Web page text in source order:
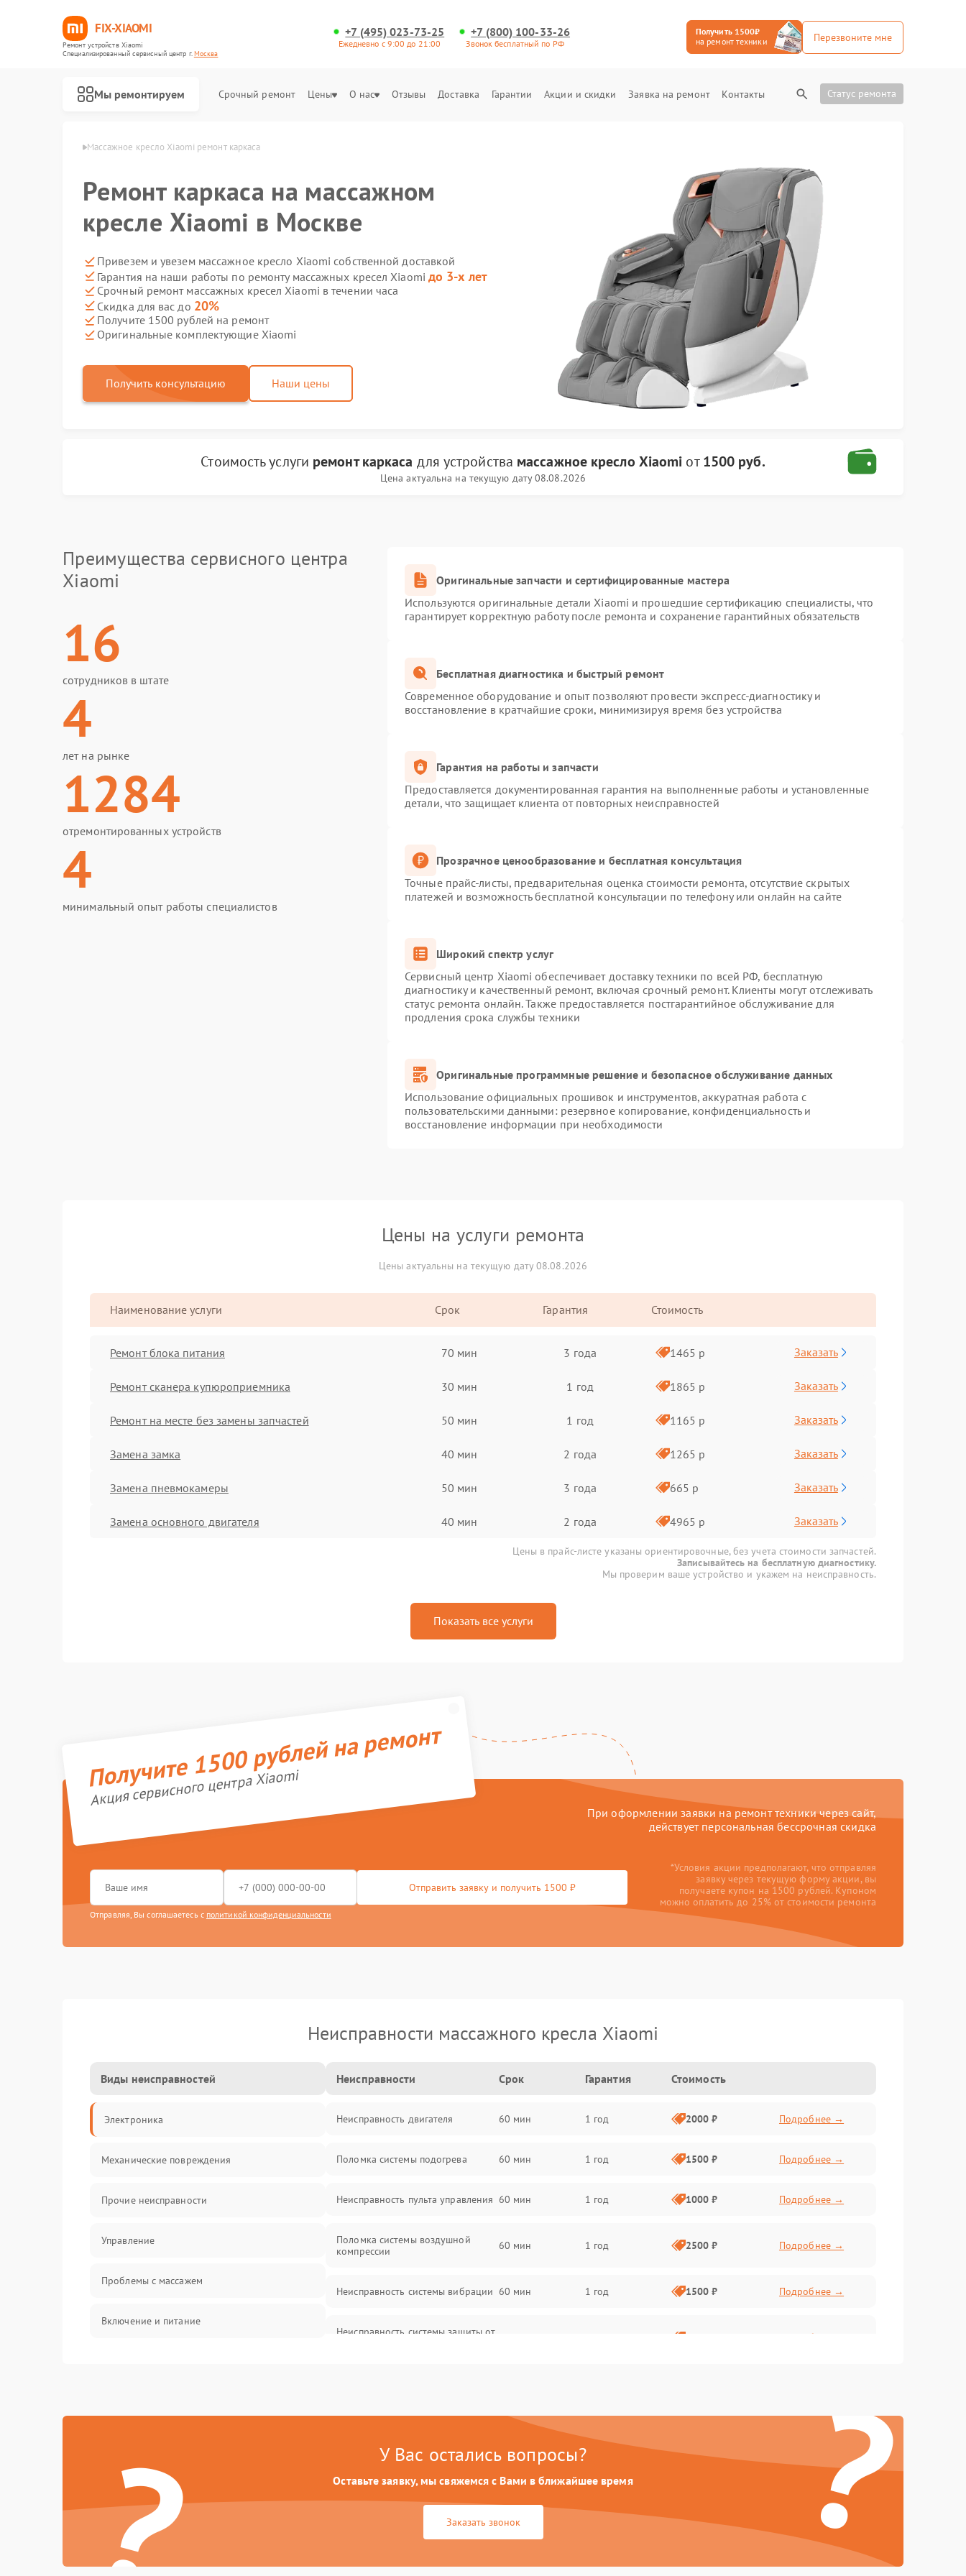
FIX-XIAOMI
Ремонт устройств Xiaomi
Специализированный cервисный центр г.Москва
+7 (495) 023-73-25
Ежедневно с 9:00 до 21:00
+7 (800) 100-33-26
Звонок бесплатный по РФ
Получить 1500₽
на ремонт техники
Перезвоните мне
Мы ремонтируем Срочный ремонт Цены О нас Отзывы Доставка Гарантии Акции и скидки Заявка на ремонт Контакты Статус ремонта
Массажное кресло Xiaomi ремонт каркаса
Ремонт каркаса на массажном
кресле Xiaomi в Москве
Привезем и увезем массажное кресло Xiaomi собственной доставкой
Гарантия на наши работы по ремонту массажных кресел Xiaomi до 3-х лет
Срочный ремонт массажных кресел Xiaomi в течении часа
Скидка для вас до 20%
Получите 1500 рублей на ремонт
Оригинальные комплектующие Xiaomi
Получить консультацию Наши цены
Стоимость услуги ремонт каркаса для устройства массажное кресло Xiaomi от1500 руб.
Цена актуальна на текущую дату 08.08.2026
Преимущества сервисного центра
Xiaomi
16
сотрудников в штате
4
лет на рынке
1284
отремонтированных устройств
4
минимальный опыт работы специалистов
Оригинальные запчасти и сертифицированные мастера
Используются оригинальные детали Xiaomi и прошедшие сертификацию специалисты, что
гарантирует корректную работу после ремонта и сохранение гарантийных обязательств
Бесплатная диагностика и быстрый ремонт
Современное оборудование и опыт позволяют провести экспресс-диагностику и
восстановление в кратчайшие сроки, минимизируя время без устройства
Гарантия на работы и запчасти
Предоставляется документированная гарантия на выполненные работы и установленные
детали, что защищает клиента от повторных неисправностей
Прозрачное ценообразование и бесплатная консультация
Точные прайс-листы, предварительная оценка стоимости ремонта, отсутствие скрытых
платежей и возможность бесплатной консультации по телефону или онлайн на сайте
Широкий спектр услуг
Сервисный центр Xiaomi обеспечивает доставку техники по всей РФ, бесплатную
диагностику и качественный ремонт, включая срочный ремонт. Клиенты могут отслеживать
статус ремонта онлайн. Также предоставляется постгарантийное обслуживание для
продления срока службы техники
Оригинальные программные решение и безопасное обслуживание данных
Использование официальных прошивок и инструментов, аккуратная работа с
пользовательскими данными: резервное копирование, конфиденциальность и
восстановление информации при необходимости
Цены на услуги ремонта
Цены актуальны на текущую дату 08.08.2026
Наименование услуги Срок Гарантия Стоимость
Ремонт блока питания 70 мин 3 года 1465 р Заказать
Ремонт сканера купюроприемника 30 мин 1 год 1865 р Заказать
Ремонт на месте без замены запчастей 50 мин 1 год 1165 р Заказать
Замена замка 40 мин 2 года 1265 р Заказать
Замена пневмокамеры 50 мин 3 года 665 р Заказать
Замена основного двигателя 40 мин 2 года 4965 р Заказать
Цены в прайс-листе указаны ориентировочные, без учета стоимости запчастей.
Записывайтесь на бесплатную диагностику.
Мы проверим ваше устройство и укажем на неисправность.
Показать все услуги
Получите 1500 рублей на ремонт
Акция сервисного центра Xiaomi
При оформлении заявки на ремонт техники через сайт,
действует персональная бессрочная скидка
Отправить заявку и получить 1500 ₽
Отправляя, Вы соглашаетесь с политикой конфиденциальности
*Условия акции предполагают, что отправляя
заявку через текущую форму акции, вы
получаете купон на 1500 рублей. Купоном
можно оплатить до 25% от стоимости ремонта
Неисправности массажного кресла Xiaomi
Виды неисправностей
Электроника
Механические повреждения
Прочие неисправности
Управление
Проблемы с массажем
Включение и питание
Неисправности Срок Гарантия Стоимость
Неисправность двигателя 60 мин 1 год 2000 ₽ Подробнее →
Поломка системы подогрева 60 мин 1 год 1500 ₽ Подробнее →
Неисправность пульта управления 60 мин 1 год 1000 ₽ Подробнее →
Поломка системы воздушной
компрессии
60 мин 1 год 2500 ₽ Подробнее →
Неисправность системы вибрации 60 мин 1 год 1500 ₽ Подробнее →
Неисправность системы защиты от
1500 ₽ Подробнее →
короткого замыкания
1 год
Неисправность системы защиты от
перегрева
Подробнее →
Повреждение системы защиты от
Подробнее →
? ?
У Вас остались вопросы?
Оставьте заявку, мы свяжемся с Вами в ближайшее время
Заказать звонок